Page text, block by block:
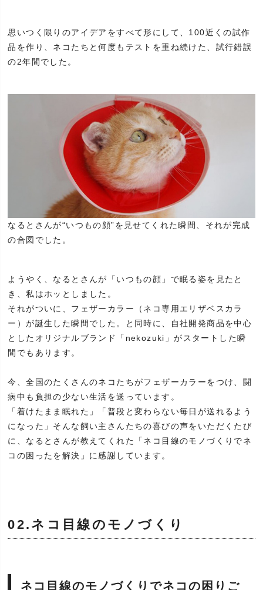
思いつく限りのアイデアをすべて形にして、100近くの試作
品を作り、ネコたちと何度もテストを重ね続けた、試行錯誤
の2年間でした。
なるとさんが“いつもの顔”を見せてくれた瞬間、それが完成
の合図でした。
ようやく、なるとさんが「いつもの顔」で眠る姿を見たと
き、私はホッとしました。
それがついに、フェザーカラー（ネコ専用エリザベスカラ
ー）が誕生した瞬間でした。と同時に、自社開発商品を中心
としたオリジナルブランド「nekozuki」がスタートした瞬
間でもあります。
今、全国のたくさんのネコたちがフェザーカラーをつけ、闘
病中も負担の少ない生活を送っています。
「着けたまま眠れた」「普段と変わらない毎日が送れるよう
になった」そんな飼い主さんたちの喜びの声をいただくたび
に、なるとさんが教えてくれた「ネコ目線のモノづくりでネ
コの困ったを解決」に感謝しています。
02.ネコ目線のモノづくり
ネコ目線のモノづくりでネコの困りご